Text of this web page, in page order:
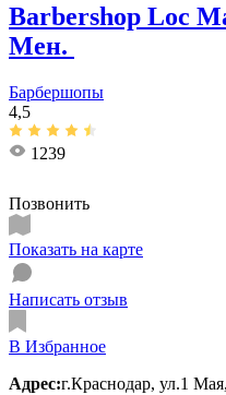
Barbershop Loc
Мен. ​
Барбершопы
4,5
1239
Позвонить
Показать на карте
Написать отзыв
В Избранное
Адрес:г.Краснодар, ул.1